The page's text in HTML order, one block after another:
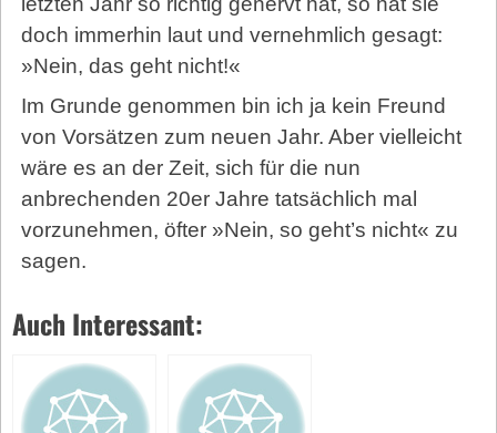
doch immerhin laut und vernehmlich gesagt:
»Nein, das geht nicht!«
Im Grunde genommen bin ich ja kein Freund
von Vorsätzen zum neuen Jahr. Aber vielleicht
wäre es an der Zeit, sich für die nun
anbrechenden 20er Jahre tatsächlich mal
vorzunehmen, öfter »Nein, so geht’s nicht« zu
sagen.
Auch Interessant: